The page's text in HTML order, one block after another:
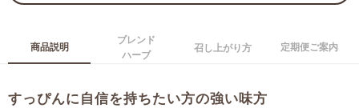
商品説明
ブレンド
ハーブ
召し上がり方 定期便ご案内
すっぴんに自信を持ちたい方の強い味方